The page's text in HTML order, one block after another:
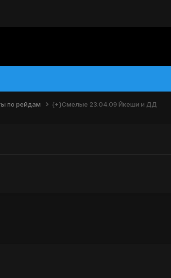
по рейдам {+}Смелые 23.04.09 Йкеши и ДД